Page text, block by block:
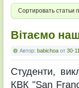
Сортировать статьи
Вітаємо
Автор: babichoa от 30-
Студенти,
КВК "San